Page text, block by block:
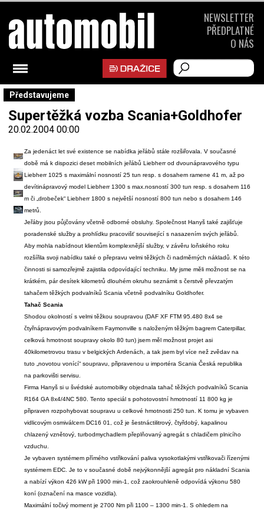
Představujeme
Supertěžká vozba Scania+Goldhofer
20.02.2004 00:00
Za jedenáct let své existence se nabídka jeřábů stále rozšiřovala. V současné
době má k dispozici deset mobilních jeřábů Liebherr od dvounápravového typu
Liebherr 1025 s maximální nosností 25 tun resp. s dosahem ramene 41 m, až po
devítinápravový model Liebherr 1300 s max.nosností 300 tun resp. s dosahem 116
m či „drobeček“ Liebherr 1800 s největší nosností 800 tun nebo s dosahem 146
metrů.
Jeřáby jsou půjčovány včetně odborné obsluhy. Společnost Hanyš také zajišťuje
poradenské služby a prohlídku pracovišť související s nasazením svých jeřábů.
Aby mohla nabídnout klientům komplexnější služby, v závěru loňského roku
rozšířila svoji nabídku také o přepravu velmi těžkých či nadměrných nákladů. K této
činnosti si samozřejmě zajistila odpovídající techniku. My jsme měli možnost se na
krátkém, pár desítek kilometrů dlouhém okruhu seznámit s čerstvě převzatým
tahačem těžkých podvalníků Scania včetně podvalníku Goldhofer.
Tahač Scania
Shodou okolností s velmi těžkou soupravou (DAF XF FTM 95.480 8x4 se
čtyřnápravovým podvalníkem Faymonville s naloženým těžkým bagrem Caterpillar,
celková hmotnost soupravy okolo 80 tun) jsem měl možnost projet asi
40kilometrovou trasu v belgických Ardenách, a tak jsem byl více než zvědav na
tuto „novotou vonící“ soupravu, připravenou u importéra Scania Česká republika
na parkovišti servisu.
Firma Hanyš si u švédské automobilky objednala tahač těžkých podvalníků Scania
R164 GA 8x4/4NC 580. Tento speciál s pohotovostní hmotností 11 800 kg je
připraven rozpohybovat soupravu u celkové hmotnosti 250 tun. K tomu je vybaven
vidlicovým osmiválcem DC16 01, což je šestnáctilitrový, čtyřdobý, kapalinou
chlazený vznětový, turbodmychadlem přeplňovaný agregát s chladičem plnicího
vzduchu.
Je vybaven systémem přímého vstřikování paliva vysokotlakými vstřikovači řízenými
systémem EDC. Je to v současné době nejvýkonnější agregát pro nákladní Scania
a nabízí výkon 426 kW při 1900 min-1, což zaokrouhleně odpovídá výkonu 580
koní (označení na masce vozidla).
Maximální točivý moment je 2700 Nm při 1100 – 1300 min-1. S ohledem na
NEWSLETTER
PŘEDPLATNÉ
O NÁS